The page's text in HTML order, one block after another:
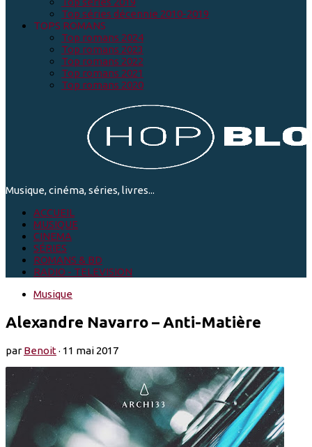
Top séries décennie 2010-2019
TOPS ROMANS
Top romans 2024
Top romans 2023
Top romans 2022
Top romans 2021
Top romans 2020
Musique, cinéma, séries, livres...
ACCUEIL
MUSIQUE
CINEMA
SÉRIES
ROMANS & BD
RADIO - TELEVISION
Musique
Alexandre Navarro – Anti-Matière
parBenoit· 11 mai 2017